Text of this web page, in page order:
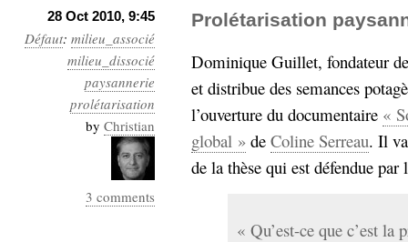
28 Oct 2010, 9:45
Défaut: milieu_associé
milieu_dissocié
paysannerie
prolétarisation
by Christian
3 comments
Prolétarisation
Dominique Guillet, fondateur
et distribue des semances
l’ouverture du documentaire «
global » de Coline Serreau. Il
de la thèse qui est défendue par
« Qu’est-ce que c’est la
Architecture
Ars-
Industrialis
business_model
cinéma
Cloud
Computing